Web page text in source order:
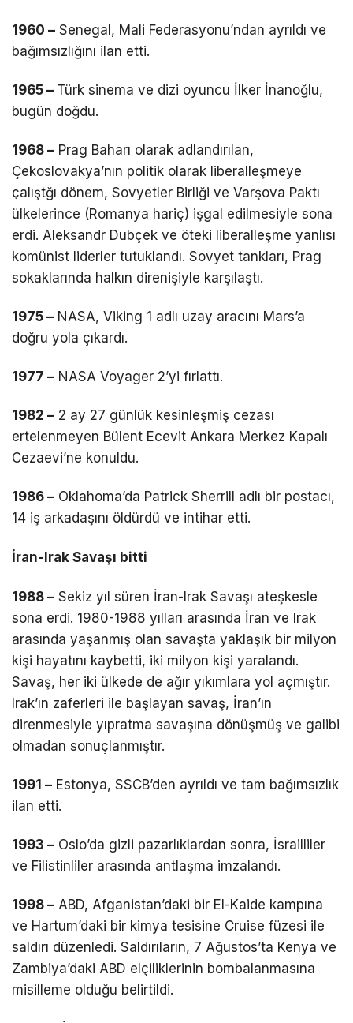
1960 – Senegal, Mali Federasyonu’ndan ayrıldı ve
bağımsızlığını ilan etti.
1965 – Türk sinema ve dizi oyuncu İlker İnanoğlu,
bugün doğdu.
1968 – Prag Baharı olarak adlandırılan,
Çekoslovakya’nın politik olarak liberalleşmeye
çalıştğı dönem, Sovyetler Birliği ve Varşova Paktı
ülkelerince (Romanya hariç) işgal edilmesiyle sona
erdi. Aleksandr Dubçek ve öteki liberalleşme yanlısı
komünist liderler tutuklandı. Sovyet tankları, Prag
sokaklarında halkın direnişiyle karşılaştı.
1975 – NASA, Viking 1 adlı uzay aracını Mars’a
doğru yola çıkardı.
1977 – NASA Voyager 2’yi fırlattı.
1982 – 2 ay 27 günlük kesinleşmiş cezası
ertelenmeyen Bülent Ecevit Ankara Merkez Kapalı
Cezaevi’ne konuldu.
1986 – Oklahoma’da Patrick Sherrill adlı bir postacı,
14 iş arkadaşını öldürdü ve intihar etti.
İran-Irak Savaşı bitti
1988 – Sekiz yıl süren İran-Irak Savaşı ateşkesle
sona erdi. 1980-1988 yılları arasında İran ve Irak
arasında yaşanmış olan savaşta yaklaşık bir milyon
kişi hayatını kaybetti, iki milyon kişi yaralandı.
Savaş, her iki ülkede de ağır yıkımlara yol açmıştır.
Irak’ın zaferleri ile başlayan savaş, İran’ın
direnmesiyle yıpratma savaşına dönüşmüş ve galibi
olmadan sonuçlanmıştır.
1991 – Estonya, SSCB’den ayrıldı ve tam bağımsızlık
ilan etti.
1993 – Oslo’da gizli pazarlıklardan sonra, İsrailliler
ve Filistinliler arasında antlaşma imzalandı.
1998 – ABD, Afganistan’daki bir El-Kaide kampına
ve Hartum’daki bir kimya tesisine Cruise füzesi ile
saldırı düzenledi. Saldırıların, 7 Ağustos’ta Kenya ve
Zambiya’daki ABD elçiliklerinin bombalanmasına
misilleme olduğu belirtildi.